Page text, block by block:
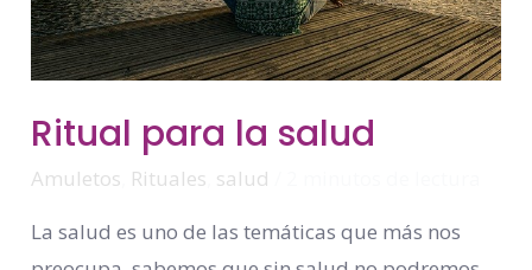
Ritual para la salud
Amuletos Rituales salud
La salud es uno de las temáticas que más nos
Ritual
Para
La
Salud